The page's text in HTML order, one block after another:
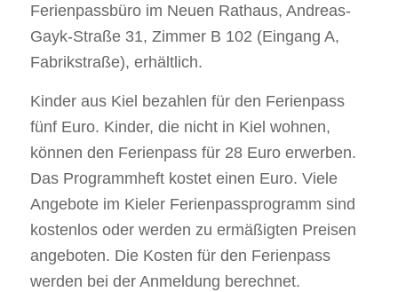
Ferienpassbüro im Neuen Rathaus, Andreas-
Gayk-Straße 31, Zimmer B 102 (Eingang A,
Fabrikstraße), erhältlich.
Kinder aus Kiel bezahlen für den Ferienpass
fünf Euro. Kinder, die nicht in Kiel wohnen,
können den Ferienpass für 28 Euro erwerben.
Das Programmheft kostet einen Euro. Viele
Angebote im Kieler Ferienpassprogramm sind
kostenlos oder werden zu ermäßigten Preisen
angeboten. Die Kosten für den Ferienpass
werden bei der Anmeldung berechnet.